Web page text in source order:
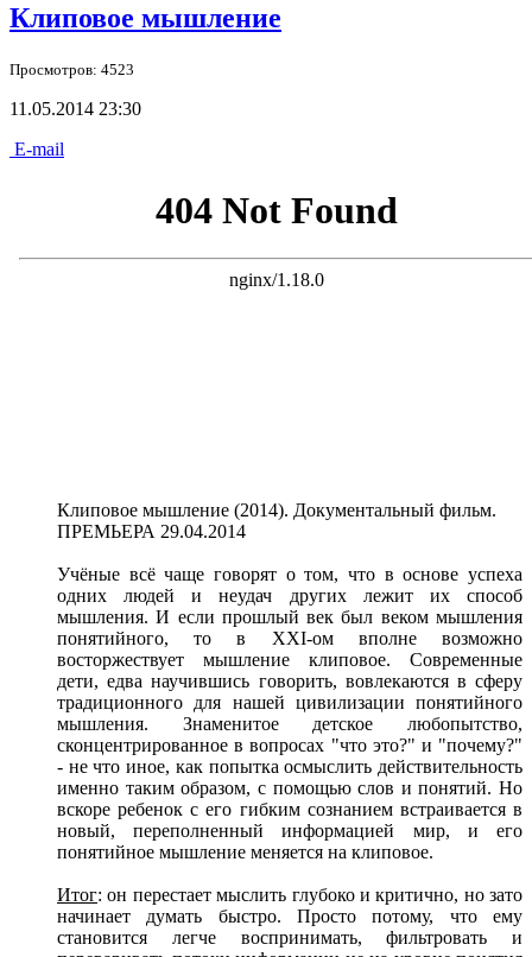
Клиповое мышление
Просмотров: 4523
11.05.2014 23:30
E-mail
Клиповое мышление (2014). Документальный фильм.
ПРЕМЬЕРА 29.04.2014
Учёные всё чаще говорят о том, что в основе успеха
одних людей и неудач других лежит их способ
мышления. И если прошлый век был веком мышления
понятийного, то в XXI-ом вполне возможно
восторжествует мышление клиповое. Современные
дети, едва научившись говорить, вовлекаются в сферу
традиционного для нашей цивилизации понятийного
мышления. Знаменитое детское любопытство,
сконцентрированное в вопросах "что это?" и "почему?"
- не что иное, как попытка осмыслить действительность
именно таким образом, с помощью слов и понятий. Но
вскоре ребенок с его гибким сознанием встраивается в
новый, переполненный информацией мир, и его
понятийное мышление меняется на клиповое.
Итог: он перестает мыслить глубоко и критично, но зато
начинает думать быстро. Просто потому, что ему
становится легче воспринимать, фильтровать и